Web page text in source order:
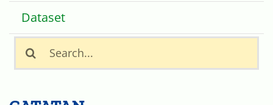
Dataset
Search
for: